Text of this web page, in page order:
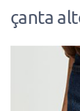
çanta